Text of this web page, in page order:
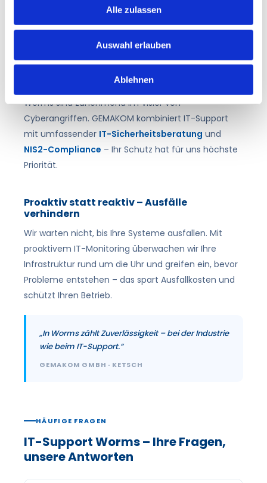
Alle zulassen
Auswahl erlauben
Ablehnen
Partner, der bei Ausfällen schnell reagiert. GEMAKOM
bietet genau das: zuverlässigen IT-Support mit
klaren Reaktionszeiten.
IT-Sicherheit für industrienahe Betriebe
Worms sind zunehmend im Visier von
Cyberangriffen. GEMAKOM kombiniert IT-Support
mit umfassender IT-Sicherheitsberatung und
NIS2-Compliance – Ihr Schutz hat für uns höchste
Priorität.
Proaktiv statt reaktiv – Ausfälle
verhindern
Wir warten nicht, bis Ihre Systeme ausfallen. Mit
proaktivem IT-Monitoring überwachen wir Ihre
Infrastruktur rund um die Uhr und greifen ein, bevor
Probleme entstehen – das spart Ausfallkosten und
schützt Ihren Betrieb.
„In Worms zählt Zuverlässigkeit – bei der Industrie
wie beim IT-Support.“
GEMAKOM GMBH · KETSCH
HÄUFIGE FRAGEN
IT-Support Worms – Ihre Fragen,
unsere Antworten